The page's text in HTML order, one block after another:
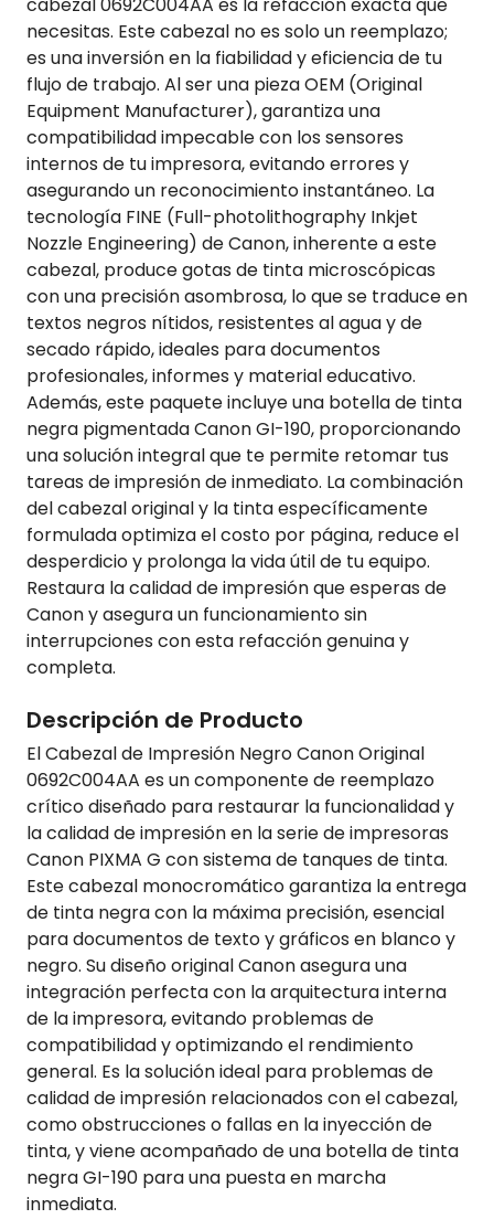
cabezal 0692C004AA es la refacción exacta que
necesitas. Este cabezal no es solo un reemplazo;
es una inversión en la fiabilidad y eficiencia de tu
flujo de trabajo. Al ser una pieza OEM (Original
Equipment Manufacturer), garantiza una
compatibilidad impecable con los sensores
internos de tu impresora, evitando errores y
asegurando un reconocimiento instantáneo. La
tecnología FINE (Full-photolithography Inkjet
Nozzle Engineering) de Canon, inherente a este
cabezal, produce gotas de tinta microscópicas
con una precisión asombrosa, lo que se traduce en
textos negros nítidos, resistentes al agua y de
secado rápido, ideales para documentos
profesionales, informes y material educativo.
Además, este paquete incluye una botella de tinta
negra pigmentada Canon GI-190, proporcionando
una solución integral que te permite retomar tus
tareas de impresión de inmediato. La combinación
del cabezal original y la tinta específicamente
formulada optimiza el costo por página, reduce el
desperdicio y prolonga la vida útil de tu equipo.
Restaura la calidad de impresión que esperas de
Canon y asegura un funcionamiento sin
interrupciones con esta refacción genuina y
completa.
Descripción de Producto
El Cabezal de Impresión Negro Canon Original
0692C004AA es un componente de reemplazo
crítico diseñado para restaurar la funcionalidad y
la calidad de impresión en la serie de impresoras
Canon PIXMA G con sistema de tanques de tinta.
Este cabezal monocromático garantiza la entrega
de tinta negra con la máxima precisión, esencial
para documentos de texto y gráficos en blanco y
negro. Su diseño original Canon asegura una
integración perfecta con la arquitectura interna
de la impresora, evitando problemas de
compatibilidad y optimizando el rendimiento
general. Es la solución ideal para problemas de
calidad de impresión relacionados con el cabezal,
como obstrucciones o fallas en la inyección de
tinta, y viene acompañado de una botella de tinta
negra GI-190 para una puesta en marcha
inmediata.